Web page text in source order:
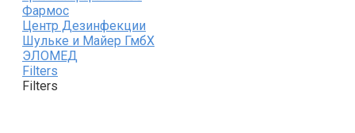
Фармос
Центр Дезинфекции
Шульке и Майер ГмбХ
ЭЛОМЕД
Filters
Filters